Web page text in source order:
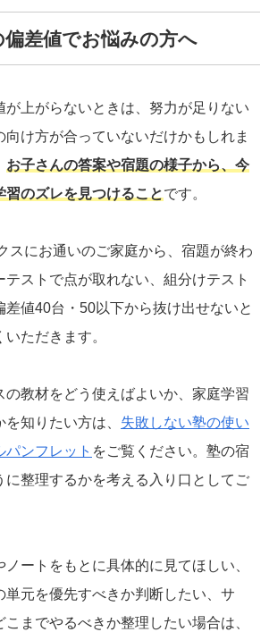
差値でお悩みの方へ
が上がらないときは、努力が足りない
け方が合っていないだけかもしれま
お子さんの答案や宿題の様子から、今
習のズレを見つけることです。
スにお通いのご家庭から、宿題が終わ
テストで点が取れない、組分けテスト
差値40台・50以下から抜け出せないと
ただきます。
の教材をどう使えばよいか、家庭学習
知りたい方は、 失敗しない塾の使い
ンフレット をご覧ください。塾の宿
に整理するかを考える入り口としてご
ートをもとに具体的に見てほしい、
単元を優先すべきか判断したい、サ
こまでやるべきか整理したい場合は、